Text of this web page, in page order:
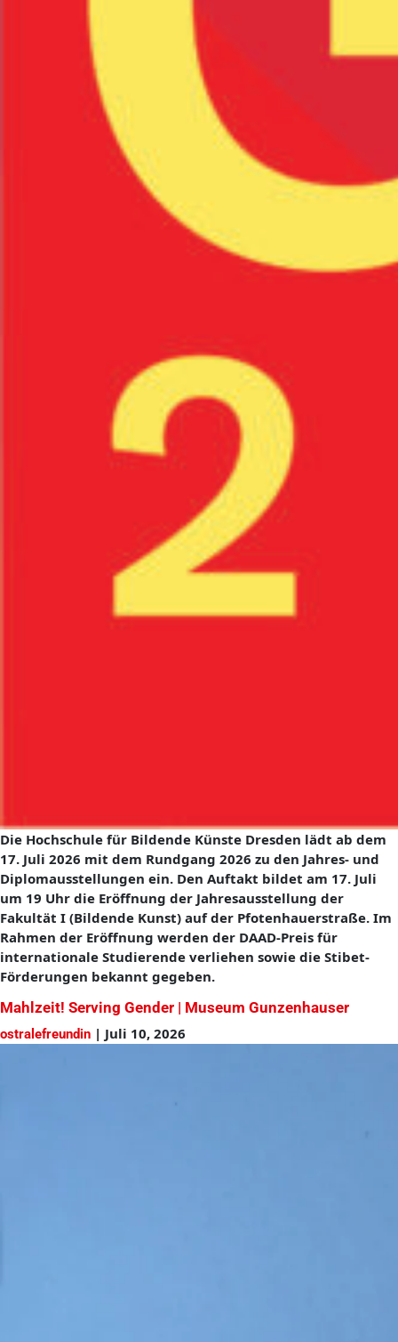
Die Hochschule für Bildende Künste Dresden lädt ab dem
17. Juli 2026 mit dem Rundgang 2026 zu den Jahres- und
Diplomausstellungen ein. Den Auftakt bildet am 17. Juli
um 19 Uhr die Eröffnung der Jahresausstellung der
Fakultät I (Bildende Kunst) auf der Pfotenhauerstraße. Im
Rahmen der Eröffnung werden der DAAD-Preis für
internationale Studierende verliehen sowie die Stibet-
Förderungen bekannt gegeben.
Mahlzeit! Serving Gender | Museum Gunzenhauser
ostralefreundin | Juli 10, 2026